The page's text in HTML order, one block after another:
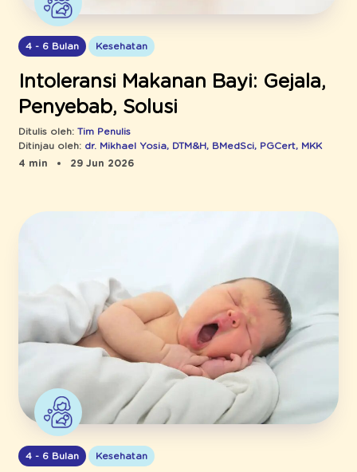
4 - 6 Bulan Kesehatan
Intoleransi Makanan Bayi: Gejala,
Penyebab, Solusi
Ditulis oleh: Tim Penulis
Ditinjau oleh: dr. Mikhael Yosia, DTM&H, BMedSci, PGCert, MKK
4 min
29 Jun 2026
4 - 6 Bulan Kesehatan